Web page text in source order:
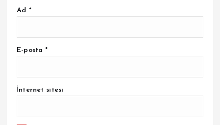
Ad *
E-posta*
İnternet sitesi